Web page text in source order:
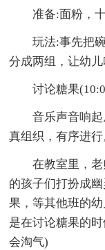
准备:面粉，
玩法:事先把
分成两组，让幼儿
讨论糖果
音乐声音响
真组织，有序进行
在教室里，
的孩子们打扮成
果，等其他班的
是在讨论糖果的
会淘气)